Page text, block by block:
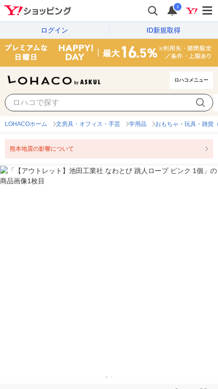
i
ログイン ID新規取得
ロハコメニュー
LOHACOホーム 文房具・オフィス・手芸 学用品 おもちゃ・玩具・雑貨
熊本地震の影響について